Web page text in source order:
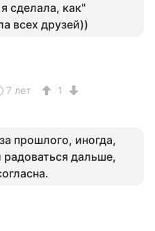
сделала, как"
всех друзей))
7 лет 1
прошлого, иногда,
дальше,